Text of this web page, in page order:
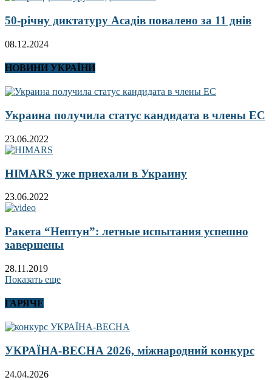
50-річну диктатуру Асадів повалено за 11 днів
08.12.2024
НОВИНИ УКРАЇНИ
Украина получила статус кандидата в члены ЕС
23.06.2022
HIMARS уже приехали в Украину
23.06.2022
Ракета “Нептун”: летные испытания успешно
завершены
28.11.2019
Показать еще
ГАРЯЧЕ
УКРАЇНА-ВЕСНА 2026, міжнародний конкурс
24.04.2026